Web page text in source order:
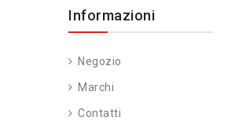
Informazioni
Negozio
Marchi
Contatti